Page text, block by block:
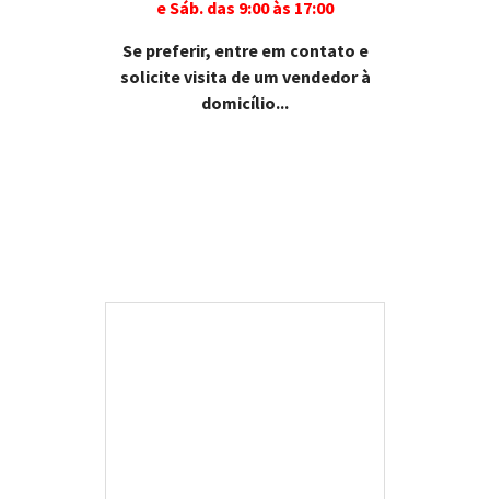
e Sáb. das 9:00 às 17:00
Se preferir, entre em contato e
solicite visita de um vendedor à
domicílio...